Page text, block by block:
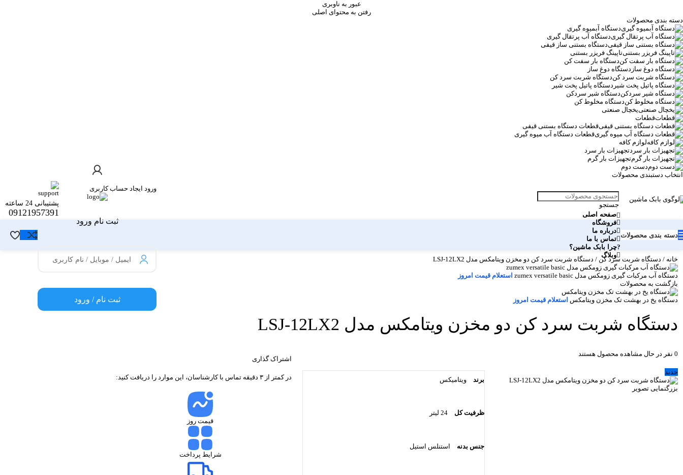
عبور به ناوبری
رفتن به محتوای اصلی
دسته بندی محصولات
دستگاه آبمیوه گیری
دستگاه آب پرتقال گیری
دستگاه بستنی ساز قیفی
تاپینگ فریزر بستنی
دستگاه بار سفت کن
دستگاه دوغ ساز
دستگاه شربت سرد کن
دستگاه پاتیل پخت شیر
دستگاه شیر سردکن
دستگاه مخلوط کن
یخچال صنعتی
قطعات
قطعات دستگاه بستنی قیفی
قطعات دستگاه آب میوه گیری
لوازم کافه
تجهیزات بار سرد
تجهیزات بار گرم
دست دوم
انتخاب دستبندی محصولات
جستجو پشتیبانی 24 ساعته
09121957391
دسته بندی محصولات
صفحه اصلی
فروشگاه
درباره ما
تماس با ما
چرا بابک ماشین؟
وبلاگ
ورود ایجاد حساب کاربری
ثبت نام ورود
ایمیل / موبایل / نام کاربری
ثبت نام / ورود
خانه / دستگاه شربت سرد کن / دستگاه شربت سرد کن دو مخزن ویتامکس مدل LSJ-12LX2
دستگاه آب مرکبات گیری زومکس مدل zumex versatile basic
استعلام قیمت امروز
بازگشت به محصولات
دستگاه یخ در بهشت تک مخزن ویتامکس استعلام قیمت امروز
دستگاه شربت سرد کن دو مخزن ویتامکس مدل LSJ-12LX2
0 نفر در حال مشاهده محصول هستند
جدید
بزرگنمایی تصویر
برند ویتامیکس
ظرفیت کل 24 لیتر
جنس بدنه استنلس استیل
اشتراک گذاری
در کمتر از ۳ دقیقه تماس با کارشناسان، این موارد را دریافت کنید:
قیمت روز
شرایط پرداخت